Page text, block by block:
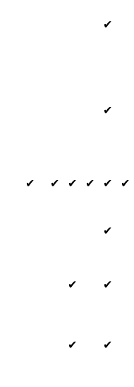
✔
✔
✔ ✔ ✔ ✔ ✔ ✔
✔
✔ ✔
✔ ✔